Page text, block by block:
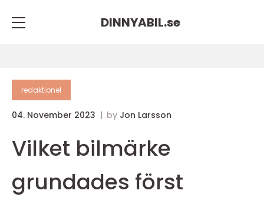
DINNYABIL.se
redaktionel
04. November 2023 by Jon Larsson
Vilket bilmärke
grundades först